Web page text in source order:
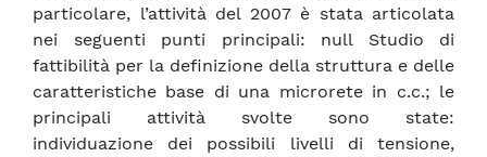
particolare, l’attività del 2007 è stata articolata
nei seguenti punti principali: null Studio di
fattibilità per la definizione della struttura e delle
caratteristiche base di una microrete in c.c.; le
principali attività svolte sono state:
individuazione dei possibili livelli di tensione,